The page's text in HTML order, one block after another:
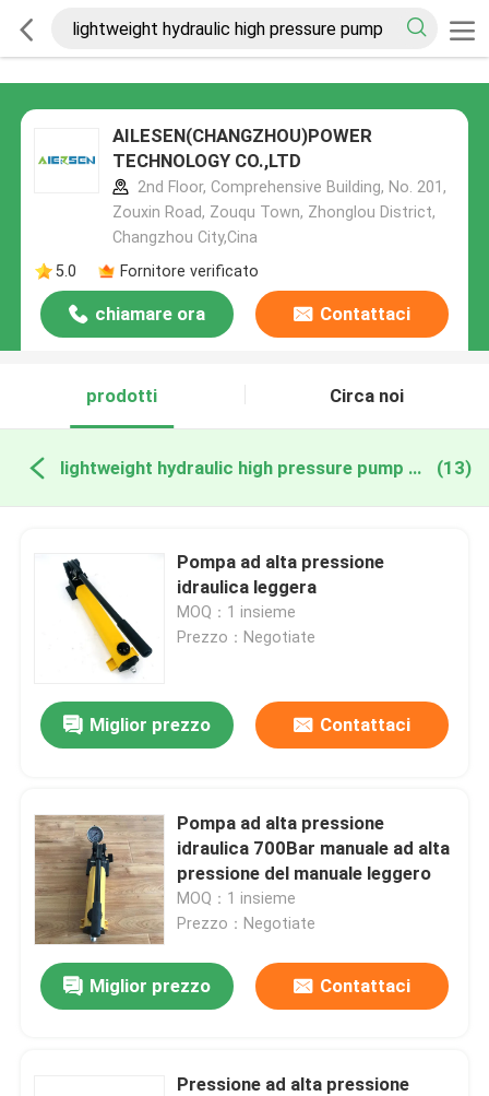
AILESEN(CHANGZHOU)POWER
TECHNOLOGY CO.,LTD
2nd Floor, Comprehensive Building, No. 201,
Zouxin Road, Zouqu Town, Zhonglou District,
Changzhou City,Cina
5.0
Fornitore verificato
chiamare ora Contattaci
prodotti Circa noi
lightweight hydraulic high pressure pump produzione online (13)
Pompa ad alta pressione
idraulica leggera
MOQ：1 insieme
Prezzo：Negotiate
Miglior prezzo Contattaci
Pompa ad alta pressione
idraulica 700Bar manuale ad alta
pressione del manuale leggero
MOQ：1 insieme
Prezzo：Negotiate
Miglior prezzo Contattaci
Pressione ad alta pressione